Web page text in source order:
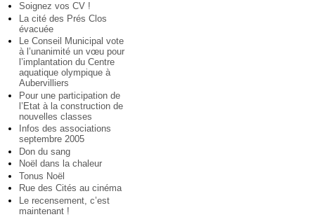
Soignez vos CV !
La cité des Prés Clos
évacuée
Le Conseil Municipal vote
à l’unanimité un vœu pour
l’implantation du Centre
aquatique olympique à
Aubervilliers
Pour une participation de
l’Etat à la construction de
nouvelles classes
Infos des associations
septembre 2005
Don du sang
Noël dans la chaleur
Tonus Noël
Rue des Cités au cinéma
Le recensement, c’est
maintenant !